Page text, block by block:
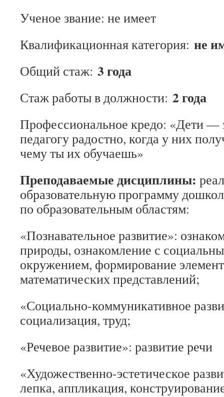
Ученое звание: не имеет
Квалификационная категория: не
Общий стаж: 3 года
Стаж работы в должности: 2 года
Профессиональное кредо: «Дети —
педагогу радостно, когда у них
чему ты их обучаешь»
Преподаваемые дисциплины:
образовательную программу
по образовательным областям:
«Познавательное развитие»:
природы, ознакомление с
окружением, формирование
математических представлений;
«Социально-коммуникативное
социализация, труд;
«Речевое развитие»: развитие речи
«Художественно-эстетическое
лепка, аппликация,